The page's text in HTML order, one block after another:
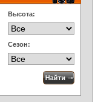
Высота:
Сезон: